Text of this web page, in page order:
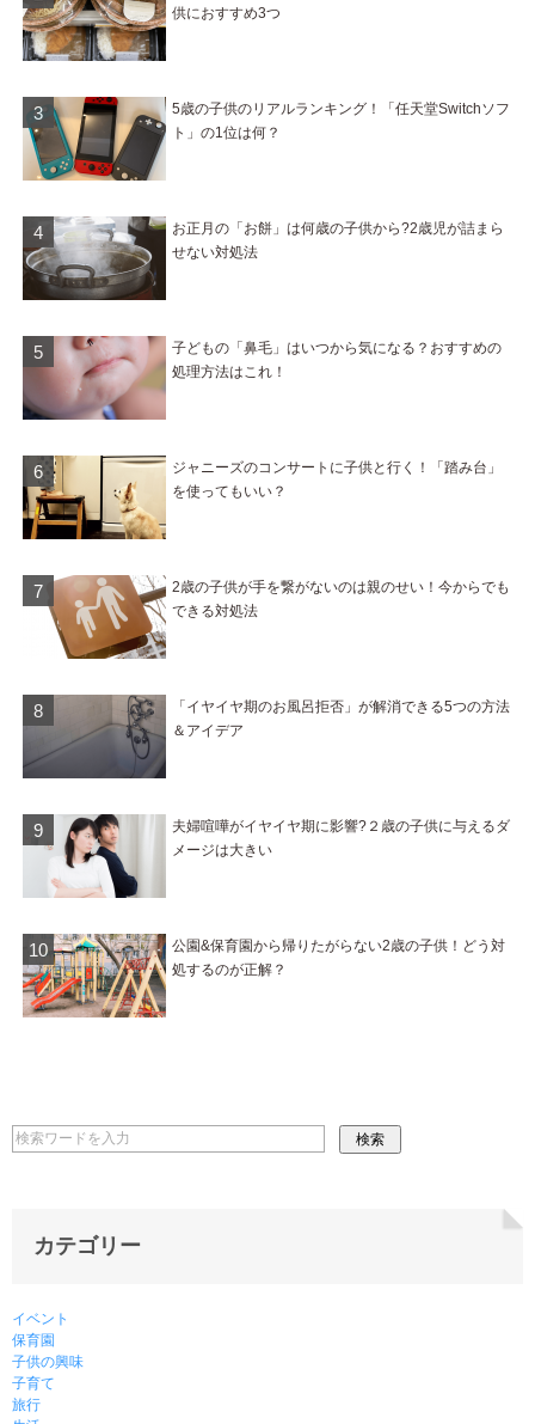
供におすすめ3つ
5歳の子供のリアルランキング！「任天堂Switchソフ
ト」の1位は何？
お正月の「お餅」は何歳の子供から?2歳児が詰まら
せない対処法
子どもの「鼻毛」はいつから気になる？おすすめの
処理方法はこれ！
ジャニーズのコンサートに子供と行く！「踏み台」
を使ってもいい？
2歳の子供が手を繋がないのは親のせい！今からでも
できる対処法
「イヤイヤ期のお風呂拒否」が解消できる5つの方法
＆アイデア
夫婦喧嘩がイヤイヤ期に影響?２歳の子供に与えるダ
メージは大きい
公園&保育園から帰りたがらない2歳の子供！どう対
処するのが正解？
カテゴリー
イベント
保育園
子供の興味
子育て
旅行